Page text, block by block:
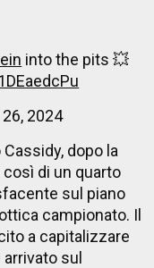
into the pits 💥
2024
dopo la
di un quarto
sul piano
campionato. Il
a capitalizzare
arrivato sul